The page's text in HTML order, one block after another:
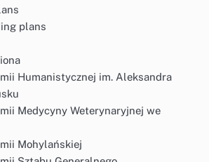
plans
Humanistycznej im. Aleksandra
Medycyny Weterynaryjnej we
Mohylańskiej